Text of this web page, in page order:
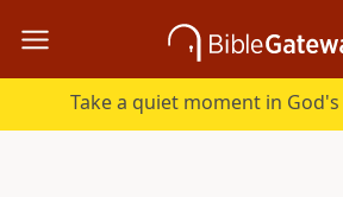
Take a quiet moment in